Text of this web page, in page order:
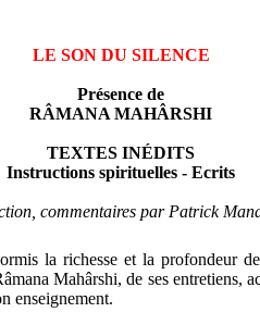
LE SON DU SILENCE
Présence de
RÂMANA MAHÂRSHI
TEXTES INÉDITS
Instructions spirituelles - Ecrits
commentaires par Patrick
la richesse et la profondeur
Mahârshi, de ses entretiens,
enseignement.